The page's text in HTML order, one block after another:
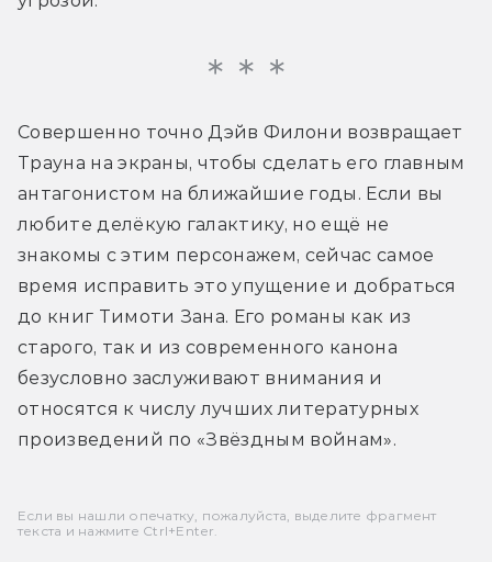
Совершенно точно Дэйв Филони возвращает
Трауна на экраны, чтобы сделать его главным
антагонистом на ближайшие годы. Если вы
любите делёкую галактику, но ещё не
знакомы с этим персонажем, сейчас самое
время исправить это упущение и добраться
до книг Тимоти Зана. Его романы как из
старого, так и из современного канона
безусловно заслуживают внимания и
относятся к числу лучших литературных
произведений по «Звёздным войнам».
Если вы нашли опечатку, пожалуйста, выделите фрагмент
текста и нажмите Ctrl+Enter.